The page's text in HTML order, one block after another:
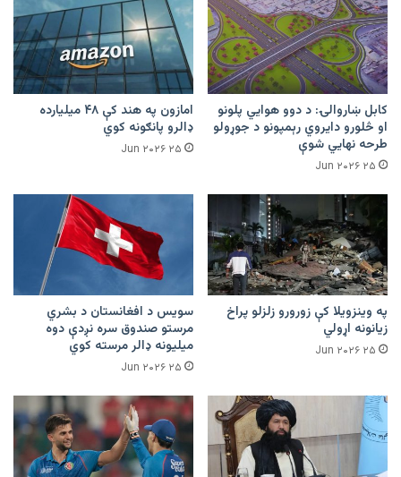
کابل ښاروالۍ: د دوو هوايي پلونو
او څلورو دایروي رېمپونو د جوړولو
طرحه نهایي شوې
۲۵ Jun ۲۰۲۶
امازون په هند کې ۴۸ میلیارده
ډالرو پانګونه کوي
۲۵ Jun ۲۰۲۶
په وینزویلا کې زورورو زلزلو پراخ
زیانونه اړولي
۲۵ Jun ۲۰۲۶
سویس د افغانستان د بشري
مرستو صندوق سره نږدې دوه
میلیونه ډالر مرسته کوي
۲۵ Jun ۲۰۲۶